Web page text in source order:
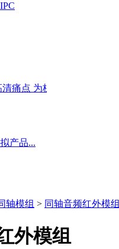
痛点 为杭州
产品...
轴模组 > 同轴音频红外模组
外模组